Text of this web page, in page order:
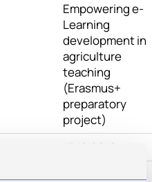
Empowering e-
Learning
development in
agriculture
teaching
(Erasmus+
preparatory
project)
15.12.2016